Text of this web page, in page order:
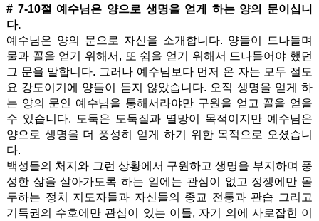
# 7-10절 예수님은 양으로 생명을 얻게 하는 양의 문이십니
다.
예수님은 양의 문으로 자신을 소개합니다. 양들이 드나들며
물과 꼴을 얻기 위해서, 또 쉼을 얻기 위해서 드나들어야 했던
그 문을 말합니다. 그러나 예수님보다 먼저 온 자는 모두 절도
요 강도이기에 양들이 듣지 않았습니다. 오직 생명을 얻게 하
는 양의 문인 예수님을 통해서라야만 구원을 얻고 꼴을 얻을
수 있습니다. 도둑은 도둑질과 멸망이 목적이지만 예수님은
양으로 생명을 더 풍성히 얻게 하기 위한 목적으로 오셨습니
다.
백성들의 처지와 그런 상황에서 구원하고 생명을 부지하며 풍
성한 삶을 살아가도록 하는 일에는 관심이 없고 정쟁에만 몰
두하는 정치 지도자들과 자신들의 종교 전통과 관습 그리고
기득권의 수호에만 관심이 있는 이들, 자기 의에 사로잡힌 이